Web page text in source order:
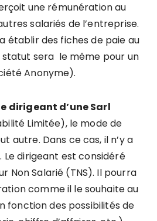
une rémunération au
salariés de l’entreprise.
établir des fiches de paie au
statut sera le même pour un
Anonyme).
dirigeant d’une Sarl
Limitée), le mode de
autre. Dans ce cas, il n’y a
Le dirigeant est considéré
Non Salarié (TNS). Il pourra
comme il le souhaite au
fonction des possibilités de